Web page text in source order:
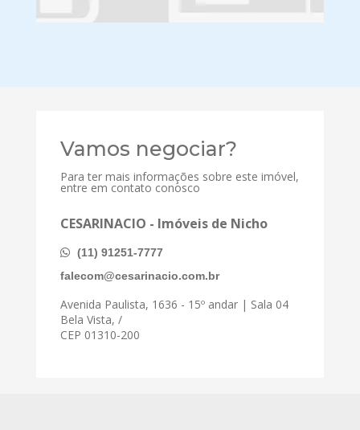
Vamos negociar?
Para ter mais informações sobre este imóvel,
entre em contato conosco
CESARINACIO - Imóveis de Nicho
(11) 91251-7777
falecom@cesarinacio.com.br
Avenida Paulista, 1636 - 15º andar | Sala 04
Bela Vista, /
CEP 01310-200